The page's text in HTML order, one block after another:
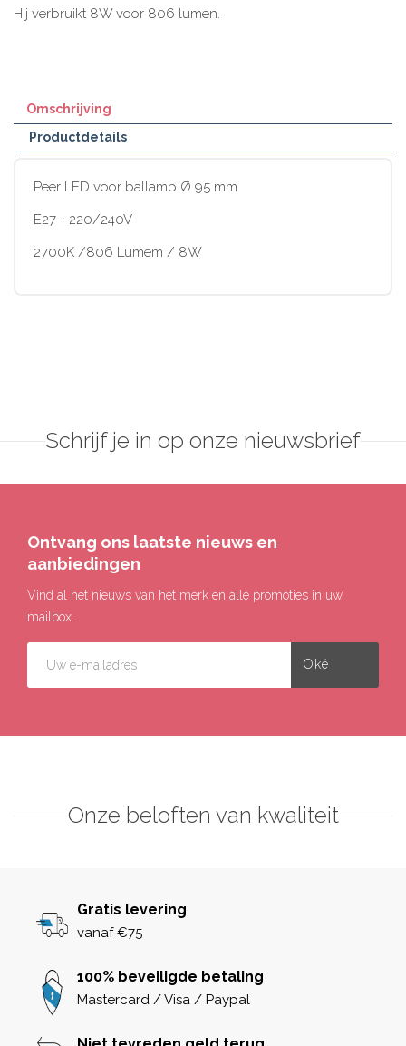
Hij verbruikt 8W voor 806 lumen.
Omschrijving
Productdetails
Peer LED voor ballamp Ø 95 mm
E27 - 220/240V
2700K /806 Lumem / 8W
Schrijf je in op onze nieuwsbrief
Ontvang ons laatste nieuws en
aanbiedingen
Vind al het nieuws van het merk en alle promoties in uw
mailbox.
Onze beloften van kwaliteit
Gratis levering
vanaf €75
100% beveiligde betaling
Mastercard / Visa / Paypal